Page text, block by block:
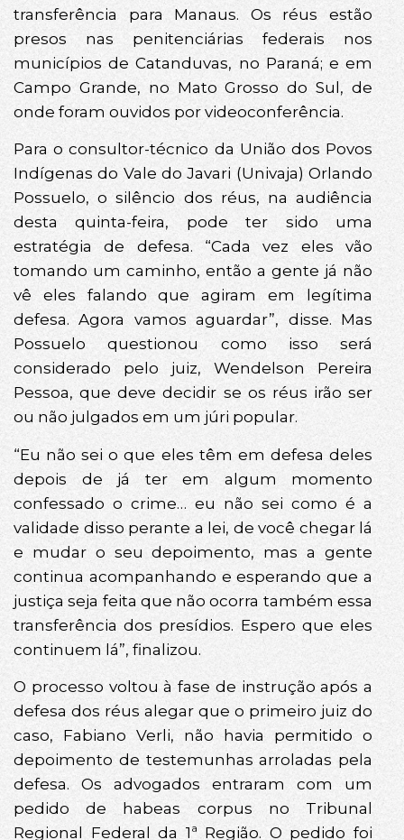
transferência para Manaus. Os réus estão
presos nas penitenciárias federais nos
municípios de Catanduvas, no Paraná; e em
Campo Grande, no Mato Grosso do Sul, de
onde foram ouvidos por videoconferência.
Para o consultor-técnico da União dos Povos
Indígenas do Vale do Javari (Univaja) Orlando
Possuelo, o silêncio dos réus, na audiência
desta quinta-feira, pode ter sido uma
estratégia de defesa. “Cada vez eles vão
tomando um caminho, então a gente já não
vê eles falando que agiram em legítima
defesa. Agora vamos aguardar”, disse. Mas
Possuelo questionou como isso será
considerado pelo juiz, Wendelson Pereira
Pessoa, que deve decidir se os réus irão ser
ou não julgados em um júri popular.
“Eu não sei o que eles têm em defesa deles
depois de já ter em algum momento
confessado o crime… eu não sei como é a
validade disso perante a lei, de você chegar lá
e mudar o seu depoimento, mas a gente
continua acompanhando e esperando que a
justiça seja feita que não ocorra também essa
transferência dos presídios. Espero que eles
continuem lá”, finalizou.
O processo voltou à fase de instrução após a
defesa dos réus alegar que o primeiro juiz do
caso, Fabiano Verli, não havia permitido o
depoimento de testemunhas arroladas pela
defesa. Os advogados entraram com um
pedido de habeas corpus no Tribunal
Regional Federal da 1ª Região. O pedido foi